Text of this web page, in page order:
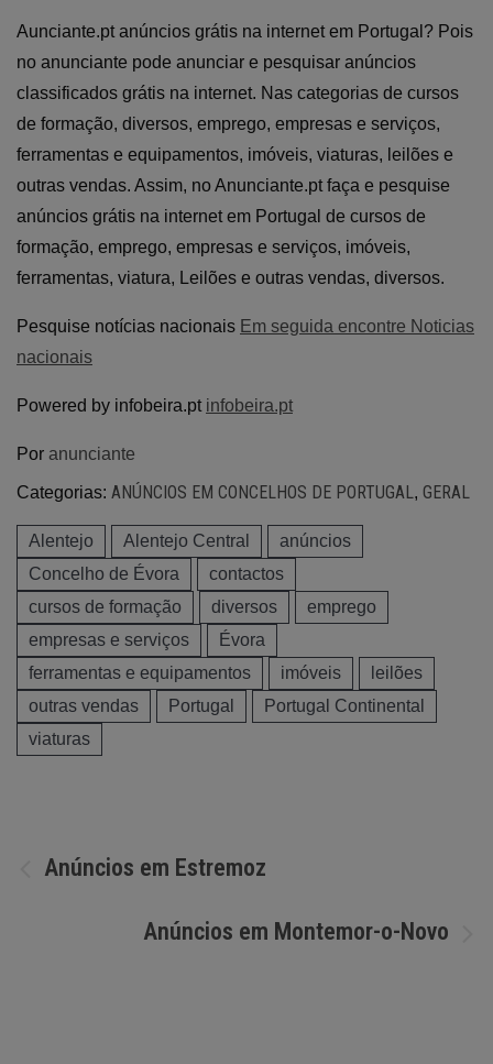
Aunciante.pt anúncios grátis na internet em Portugal? Pois
no anunciante pode anunciar e pesquisar anúncios
classificados grátis na internet. Nas categorias de cursos
de formação, diversos, emprego, empresas e serviços,
ferramentas e equipamentos, imóveis, viaturas, leilões e
outras vendas. Assim, no Anunciante.pt faça e pesquise
anúncios grátis na internet em Portugal de cursos de
formação, emprego, empresas e serviços, imóveis,
ferramentas, viatura, Leilões e outras vendas, diversos.
Pesquise notícias nacionais Em seguida encontre Noticias
nacionais
Powered by infobeira.pt infobeira.pt
Por anunciante
Categorias: ANÚNCIOS EM CONCELHOS DE PORTUGAL , GERAL
Alentejo Alentejo Central
anúncios
Concelho de Évora
contactos
cursos de formação
diversos
emprego
empresas e serviços
Évora
ferramentas e equipamentos
imóveis
leilões
outras vendas
Portugal
Portugal Continental
viaturas
Navegação
Anúncios em Estremoz
Anúncios em Montemor-o-Novo